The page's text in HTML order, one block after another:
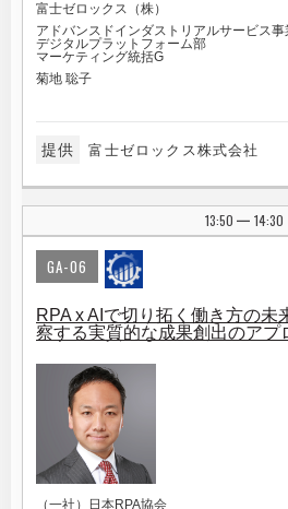
富士ゼロックス（株）
アドバンスドインダストリアルサービス事
デジタルプラットフォーム部
マーケティング統括G
菊地 聡子
提供 富士ゼロックス株式会社
13:50 | 14:30
GA-06
RPA x AIで切り拓く働き方の未
察する実質的な成果創出のアプ
（一社）日本RPA協会